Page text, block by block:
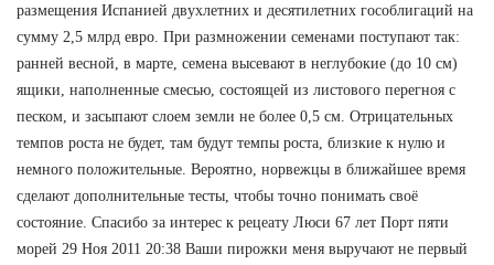
размещения Испанией двухлетних и десятилетних гособлигаций на
сумму 2,5 млрд евро. При размножении семенами поступают так:
ранней весной, в марте, семена высевают в неглубокие (до 10 см)
ящики, наполненные смесью, состоящей из листового перегноя с
песком, и засыпают слоем земли не более 0,5 см. Отрицательных
темпов роста не будет, там будут темпы роста, близкие к нулю и
немного положительные. Вероятно, норвежцы в ближайшее время
сделают дополнительные тесты, чтобы точно понимать своё
состояние. Спасибо за интерес к рецеату Люси 67 лет Порт пяти
морей 29 Ноя 2011 20:38 Ваши пирожки меня выручают не первый